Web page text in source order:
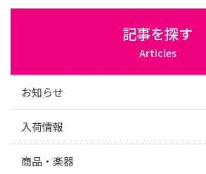
記事を探す
Articles
お知らせ
入荷情報
商品・楽器